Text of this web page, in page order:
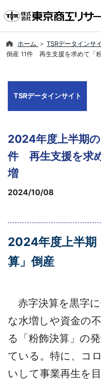
倒産・
会社案
ホーム TSRデータインサ
倒産 11件 再生支援を求めて「
TSRデータインサイト
2024年度上半期
件 再生支援を求
増
2024/10/08
2024年度上半期
算」倒産
赤字決算を黒字
な水増しや資金の
る「粉飾決算」の
ている。特に、コ
いして事業再生を